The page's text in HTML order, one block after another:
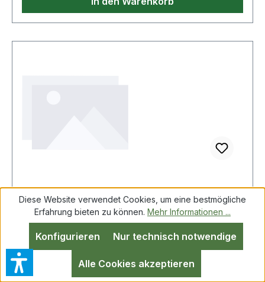
KS TOOLS 9114535 1/2'' Zylinderkopf-
Schrauben-Steckschlüssel-Satz, 9-tlg.
1/2" Zylinderkopf-Schrauben-Steckschlüssel-
Diese Website verwendet Cookies, um eine bestmögliche
Erfahrung bieten zu können. Mehr Informationen ...
Nur technisch notwendige
Konfigurieren
Alle Cookies akzeptieren